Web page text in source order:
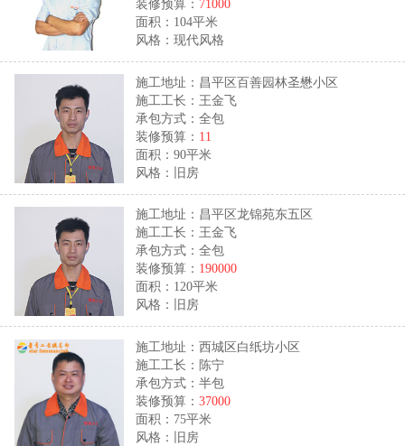
装修预算： 71000
面积：104平米
风格：现代风格
施工地址：昌平区百善园林圣懋小区
施工工长：王金飞
承包方式：全包
装修预算： 11
面积：90平米
风格：旧房
施工地址：昌平区龙锦苑东五区
施工工长：王金飞
承包方式：全包
装修预算： 190000
面积：120平米
风格：旧房
施工地址：西城区白纸坊小区
施工工长：陈宁
承包方式：半包
装修预算：37000
面积：75平米
风格：旧房